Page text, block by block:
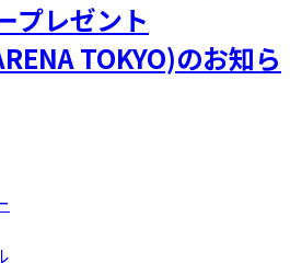
プレゼント
TOKYO)のお知ら